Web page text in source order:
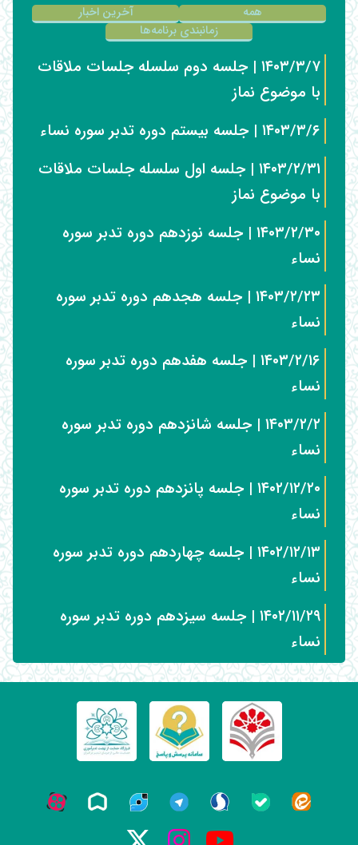
همه
آخرین اخبار
زمانبندی برنامه‌ها
۱۴۰۳/۳/۷ | جلسه دوم سلسله جلسات ملاقات
با موضوع نماز
۱۴۰۳/۳/۶ | جلسه بیستم دوره تدبر سوره نساء
۱۴۰۳/۲/۳۱ | جلسه اول سلسله جلسات ملاقات
با موضوع نماز
۱۴۰۳/۲/۳۰ | جلسه نوزدهم دوره تدبر سوره
نساء
۱۴۰۳/۲/۲۳ | جلسه هجدهم دوره تدبر سوره
نساء
۱۴۰۳/۲/۱۶ | جلسه هفدهم دوره تدبر سوره
نساء
۱۴۰۳/۲/۲ | جلسه شانزدهم دوره تدبر سوره
نساء
۱۴۰۲/۱۲/۲۰ | جلسه پانزدهم دوره تدبر سوره
نساء
۱۴۰۲/۱۲/۱۳ | جلسه چهاردهم دوره تدبر سوره
نساء
۱۴۰۲/۱۱/۲۹ | جلسه سیزدهم دوره تدبر سوره
نساء